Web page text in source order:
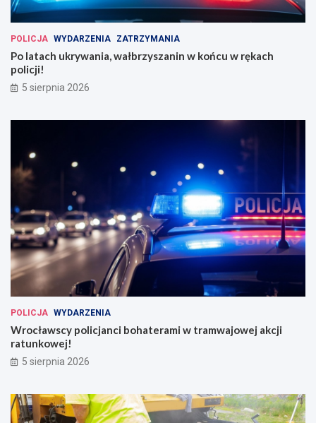
POLICJA WYDARZENIA ZATRZYMANIA
Po latach ukrywania, wałbrzyszanin w końcu w rękach
policji!
5 sierpnia 2026
POLICJA WYDARZENIA
Wrocławscy policjanci bohaterami w tramwajowej akcji
ratunkowej!
5 sierpnia 2026